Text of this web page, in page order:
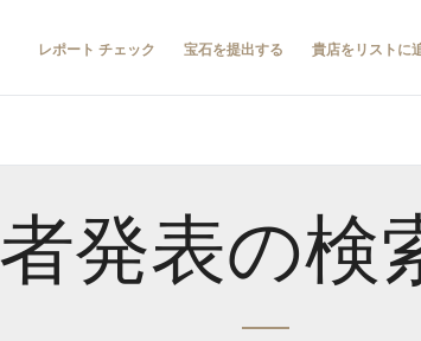
レポート チェック 宝石を提出する 貴店をリストに
発表の検